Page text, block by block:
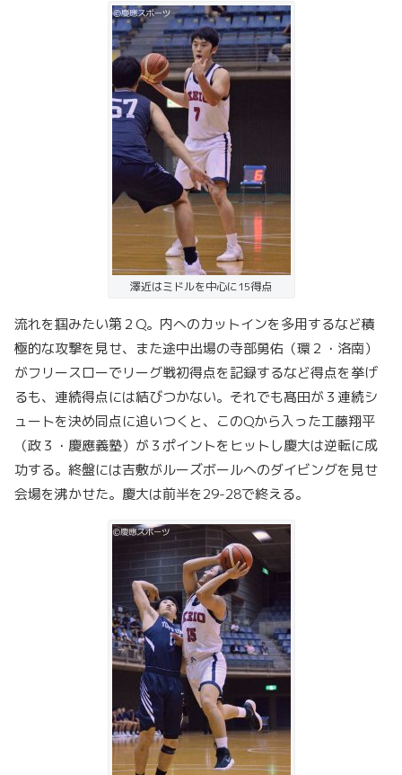
澤近はミドルを中心に15得点
流れを掴みたい第２Q。内へのカットインを多用するなど積
極的な攻撃を見せ、また途中出場の寺部勇佑（環２・洛南）
がフリースローでリーグ戦初得点を記録するなど得点を挙げ
るも、連続得点には結びつかない。それでも髙田が３連続シ
ュートを決め同点に追いつくと、このQから入った工藤翔平
（政３・慶應義塾）が３ポイントをヒットし慶大は逆転に成
功する。終盤には吉敷がルーズボールへのダイビングを見せ
会場を沸かせた。慶大は前半を29-28で終える。